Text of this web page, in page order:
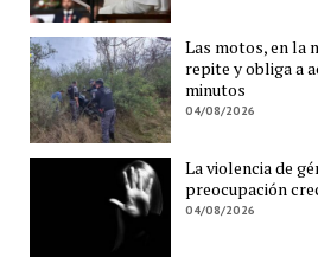
Las motos, en la
repite y obliga a
minutos
04/08/2026
La violencia de
preocupación
04/08/2026